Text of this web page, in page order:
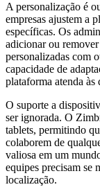
A personalização é
empresas ajustem a
específicas. Os
adicionar ou
personalizadas com
capacidade de
plataforma atenda às
O suporte a
ser ignorada. O
tablets, permitindo
colaborem de
valiosa em um
equipes precisam se
localização.